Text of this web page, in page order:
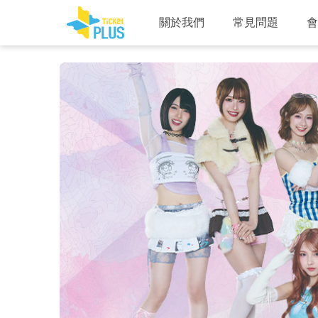
關於我們 常見問題